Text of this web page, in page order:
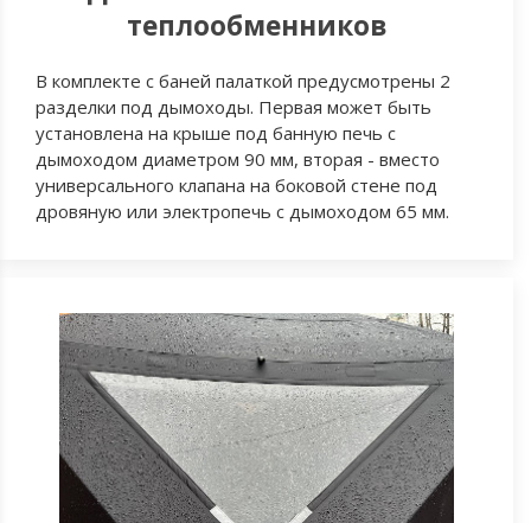
теплообменников
В комплекте с баней палаткой предусмотрены 2
разделки под дымоходы. Первая может быть
установлена на крыше под банную печь с
дымоходом диаметром 90 мм, вторая - вместо
универсального клапана на боковой стене под
дровяную или электропечь с дымоходом 65 мм.